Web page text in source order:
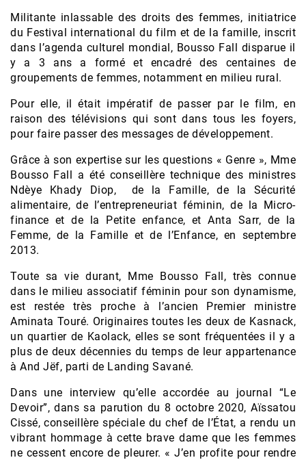
Militante inlassable des droits des femmes, initiatrice
du Festival international du film et de la famille, inscrit
dans l’agenda culturel mondial, Bousso Fall disparue il
y a 3 ans a formé et encadré des centaines de
groupements de femmes, notamment en milieu rural.
Pour elle, il était impératif de passer par le film, en
raison des télévisions qui sont dans tous les foyers,
pour faire passer des messages de développement.
Grâce à son expertise sur les questions « Genre », Mme
Bousso Fall a été conseillère technique des ministres
Ndèye Khady Diop, de la Famille, de la Sécurité
alimentaire, de l’entrepreneuriat féminin, de la Micro-
finance et de la Petite enfance, et Anta Sarr, de la
Femme, de la Famille et de l’Enfance, en septembre
2013.
Toute sa vie durant, Mme Bousso Fall, très connue
dans le milieu associatif féminin pour son dynamisme,
est restée très proche à l’ancien Premier ministre
Aminata Touré. Originaires toutes les deux de Kasnack,
un quartier de Kaolack, elles se sont fréquentées il y a
plus de deux décennies du temps de leur appartenance
à And Jëf, parti de Landing Savané.
Dans une interview qu’elle accordée au journal “Le
Devoir”, dans sa parution du 8 octobre 2020, Aïssatou
Cissé, conseillère spéciale du chef de l’État, a rendu un
vibrant hommage à cette brave dame que les femmes
ne cessent encore de pleurer. « J’en profite pour rendre